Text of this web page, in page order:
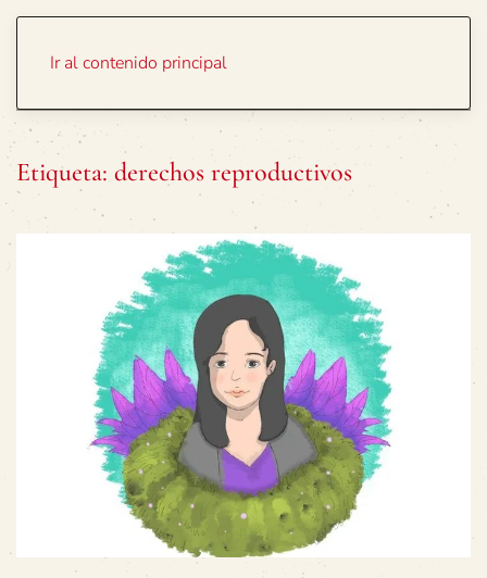
Ir al contenido principal
Etiqueta: derechos reproductivos